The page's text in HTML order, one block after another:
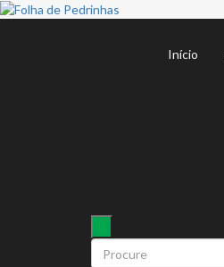
Início